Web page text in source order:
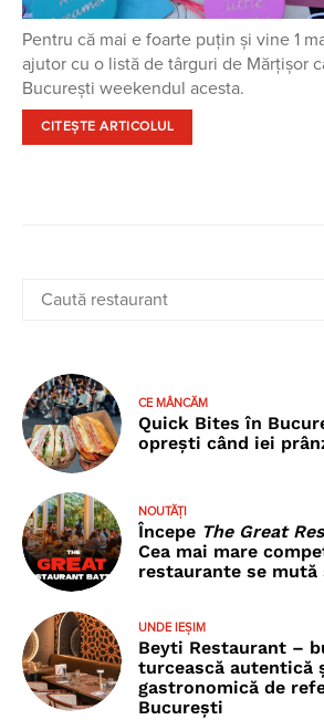
Pentru că mai e foarte puțin și vine 1
ajutor cu o listă de târguri de Mărțișor
București weekendul acesta.
CITEȘTE ARTICOLUL
CE MÂNCĂM
Quick Bites în
oprești când iei
NOUTĂȚI
Începe The Great
Cea mai mare
restaurante se
UNDE IEȘIM
Beyti Restaurant –
turcească autentică
gastronomică de
București